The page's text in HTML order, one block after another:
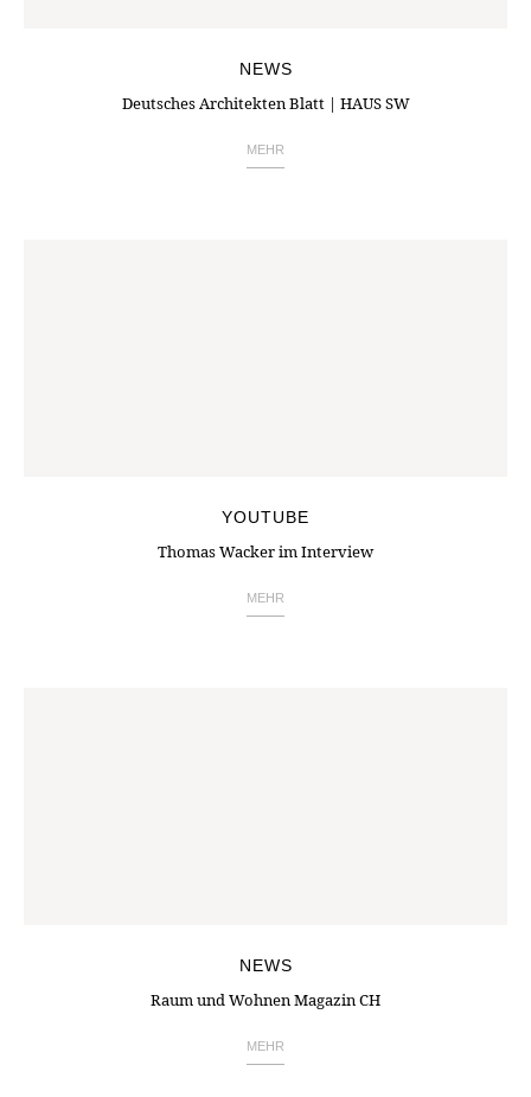
NEWS
Deutsches Architekten Blatt | HAUS SW
MEHR
YOUTUBE
Thomas Wacker im Interview
MEHR
NEWS
Raum und Wohnen Magazin CH
MEHR